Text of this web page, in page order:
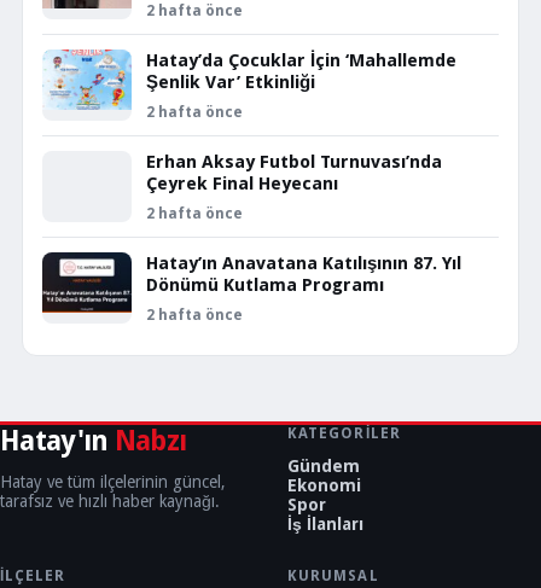
2 hafta önce
Hatay’da Çocuklar İçin ‘Mahallemde
Şenlik Var’ Etkinliği
2 hafta önce
Erhan Aksay Futbol Turnuvası’nda
Çeyrek Final Heyecanı
2 hafta önce
Hatay’ın Anavatana Katılışının 87. Yıl
Dönümü Kutlama Programı
2 hafta önce
Hatay'ın Nabzı
Hatay ve tüm ilçelerinin güncel,
tarafsız ve hızlı haber kaynağı.
KATEGORILER
Gündem
Ekonomi
Spor
İş İlanları
İLÇELER KURUMSAL